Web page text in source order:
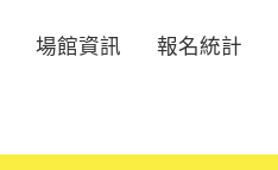
場館資訊 報名統計